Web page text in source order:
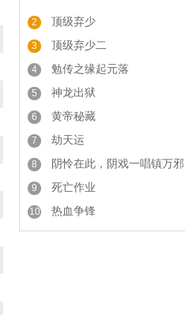
2 顶级弃少
3 顶级弃少二
4 勉传之缘起元落
5 神龙出狱
6 黄帝秘藏
7 劫天运
8 阴怜在此，阴戏一唱镇万邪
9 死亡作业
10 热血争锋